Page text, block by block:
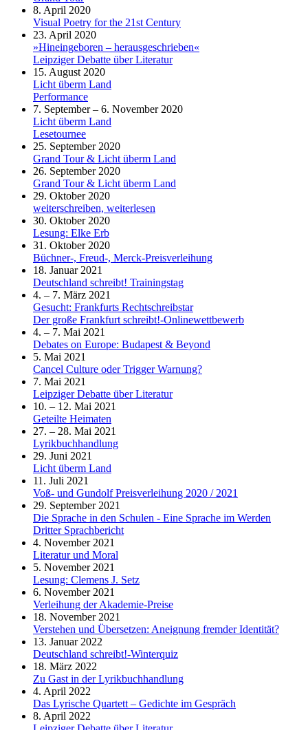
8. April 2020
Visual Poetry for the 21st Century
23. April 2020
»Hineingeboren – herausgeschrieben«
Leipziger Debatte über Literatur
15. August 2020
Licht überm Land
Performance
7. September – 6. November 2020
Licht überm Land
Lesetournee
25. September 2020
Grand Tour & Licht überm Land
26. September 2020
Grand Tour & Licht überm Land
29. Oktober 2020
weiterschreiben, weiterlesen
30. Oktober 2020
Lesung: Elke Erb
31. Oktober 2020
Büchner-, Freud-, Merck-Preisverleihung
18. Januar 2021
Deutschland schreibt! Trainingstag
4. – 7. März 2021
Gesucht: Frankfurts Rechtschreibstar
Der große Frankfurt schreibt!-Onlinewettbewerb
4. – 7. Mai 2021
Debates on Europe: Budapest & Beyond
5. Mai 2021
Cancel Culture oder Trigger Warnung?
7. Mai 2021
Leipziger Debatte über Literatur
10. – 12. Mai 2021
Geteilte Heimaten
27. – 28. Mai 2021
Lyrikbuchhandlung
29. Juni 2021
Licht überm Land
11. Juli 2021
Voß- und Gundolf Preisverleihung 2020 / 2021
29. September 2021
Die Sprache in den Schulen - Eine Sprache im Werden
Dritter Sprachbericht
4. November 2021
Literatur und Moral
5. November 2021
Lesung: Clemens J. Setz
6. November 2021
Verleihung der Akademie-Preise
18. November 2021
Verstehen und Übersetzen: Aneignung fremder Identität?
13. Januar 2022
Deutschland schreibt!-Winterquiz
18. März 2022
Zu Gast in der Lyrikbuchhandlung
4. April 2022
Das Lyrische Quartett – Gedichte im Gespräch
8. April 2022